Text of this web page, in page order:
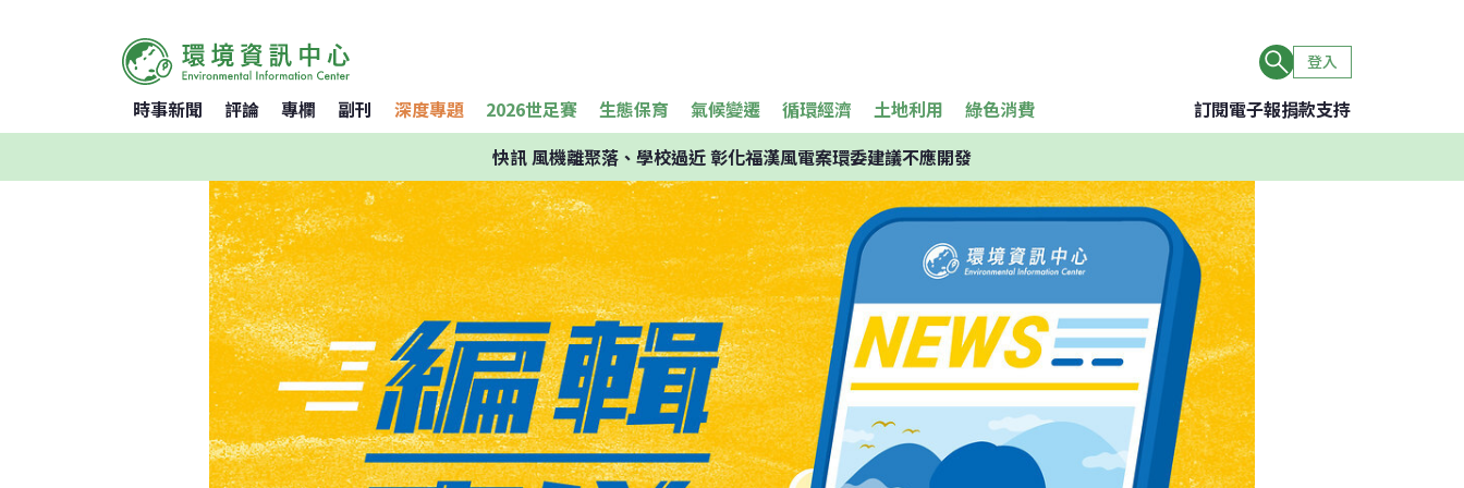
登入
時事新聞 評論 專欄 副刊 深度專題 2026世足賽 生態保育 氣候變遷 循環經濟 土地利用 綠色消費 訂閱電子報捐款支持
快訊風機離聚落、學校過近 彰化福漢風電案環委建議不應開發